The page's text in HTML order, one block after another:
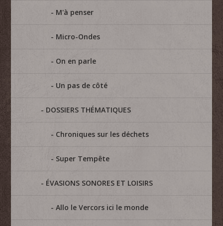
M'à penser
Micro-Ondes
On en parle
Un pas de côté
DOSSIERS THÉMATIQUES
Chroniques sur les déchets
Super Tempête
ÉVASIONS SONORES ET LOISIRS
Allo le Vercors ici le monde